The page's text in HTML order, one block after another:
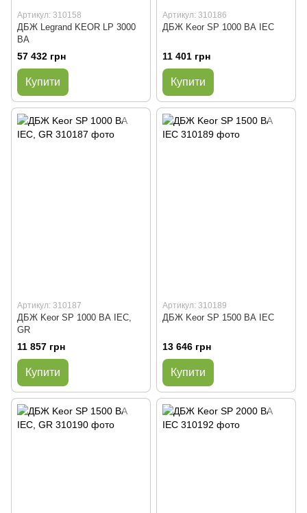
Артикул: 310158
ДБЖ Legrand KEOR LP 3000
ВА
57 432 грн
Купити
Артикул: 310186
ДБЖ Keor SP 1000 ВА IEC
11 401 грн
Купити
Артикул: 310187
ДБЖ Keor SP 1000 ВА IEC,
GR
11 857 грн
Купити
Артикул: 310189
ДБЖ Keor SP 1500 ВА IEC
13 646 грн
Купити